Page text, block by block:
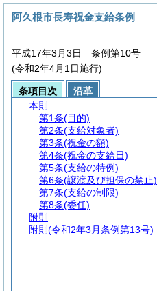
阿久根市長寿祝金支給条例
平成17年3月3日 条例第10号
(令和2年4月1日施行)
条項目次
沿革
本則
第1条(目的)
第2条(支給対象者)
第3条(祝金の額)
第4条(祝金の支給日)
第5条(支給の特例)
第6条(譲渡及び担保の禁止)
第7条(支給の制限)
第8条(委任)
附則
附則 (令和2年3月条例第13号)